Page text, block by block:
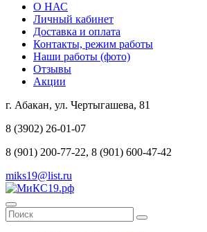
О НАС
Личный кабинет
Доставка и оплата
Контакты, режим работы
Наши работы (фото)
Отзывы
Акции
г. Абакан, ул. Чертыгашева, 81
8 (3902) 26-01-07
8 (901) 200-77-22, 8 (901) 600-47-42
miks19@list.ru